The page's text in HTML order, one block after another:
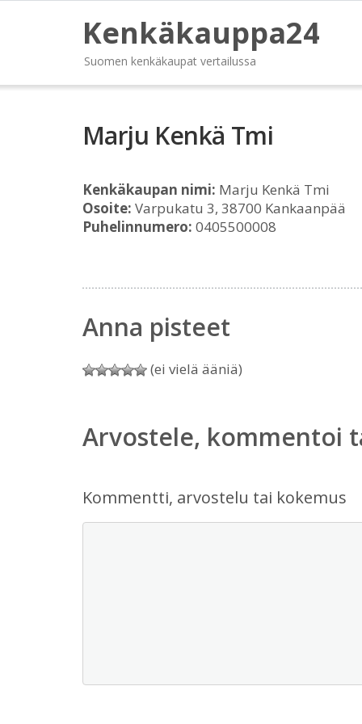
Kenkäkauppa24
Suomen kenkäkaupat vertailussa
Marju Kenkä Tmi
Kenkäkaupan nimi: Marju Kenkä Tmi
Osoite: Varpukatu 3, 38700 Kankaanpää
Puhelinnumero: 0405500008
Anna pisteet
(ei vielä ääniä)
Arvostele, kommentoi
Kommentti, arvostelu tai kokemus